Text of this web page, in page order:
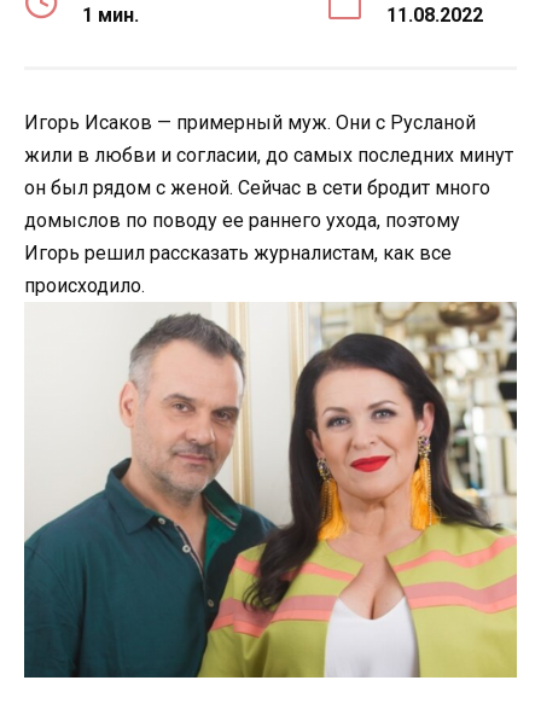
1 мин. 11.08.2022
Игорь Исаков — примерный муж. Они с Русланой
жили в любви и согласии, до самых последних минут
он был рядом с женой. Сейчас в сети бродит много
домыслов по поводу ее раннего ухода, поэтому
Игорь решил рассказать журналистам, как все
происходило.